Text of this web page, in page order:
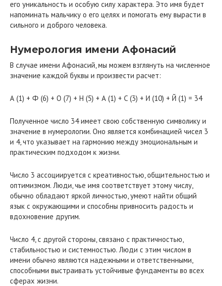
его уникальность и особую силу характера. Это имя будет
напоминать мальчику о его целях и помогать ему вырасти в
сильного и доброго человека.
Нумерология имени Афонасий
В случае имени Афонасий, мы можем взглянуть на численное
значение каждой буквы и произвести расчет:
А (1) + Ф (6) + О (7) + Н (5) + А (1) + С (3) + И (10) + Й (1) = 34
Полученное число 34 имеет свою собственную символику и
значение в нумерологии. Оно является комбинацией чисел 3
и 4, что указывает на гармонию между эмоциональным и
практическим подходом к жизни.
Число 3 ассоциируется с креативностью, общительностью и
оптимизмом. Люди, чье имя соответствует этому числу,
обычно обладают яркой личностью, умеют найти общий
язык с окружающими и способны привносить радость и
вдохновение другим.
Число 4, с другой стороны, связано с практичностью,
стабильностью и системностью. Люди с этим числом в
имени обычно являются надежными и ответственными,
способными выстраивать устойчивые фундаменты во всех
сферах жизни.